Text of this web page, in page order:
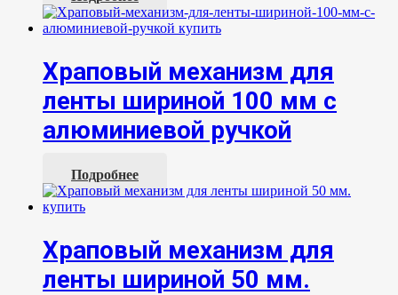
Храповый механизм для
ленты шириной 100 мм с
алюминиевой ручкой
Подробнее
Храповый механизм для
ленты шириной 50 мм.